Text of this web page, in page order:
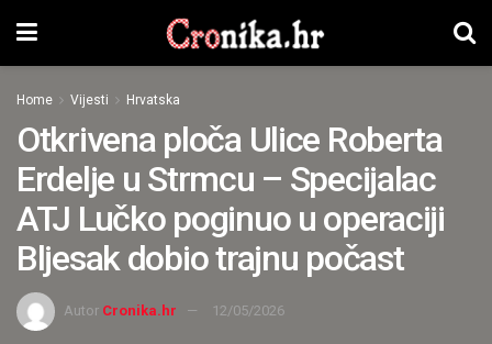
Home Vijesti Hrvatska
Otkrivena ploča Ulice Roberta
Erdelje u Strmcu – Specijalac
ATJ Lučko poginuo u operaciji
Bljesak dobio trajnu počast
Autor Cronika.hr 12/05/2026